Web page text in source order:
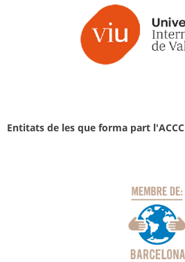
Entitats de les que forma part l'ACCC